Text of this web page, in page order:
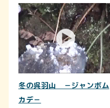
冬の呉羽山 －ジャンボム
カデ－